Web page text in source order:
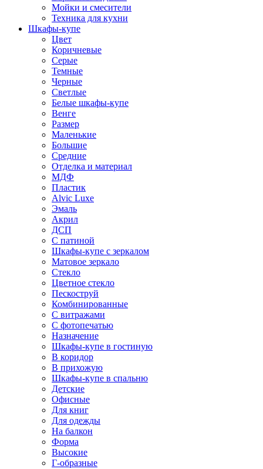
Мойки и смесители
Техника для кухни
Шкафы-купе
Цвет
Коричневые
Серые
Темные
Черные
Светлые
Белые шкафы-купе
Венге
Размер
Маленькие
Большие
Средние
Отделка и материал
МДФ
Пластик
Alvic Luxe
Эмаль
Акрил
ДСП
С патиной
Шкафы-купе с зеркалом
Матовое зеркало
Стекло
Цветное стекло
Пескоструй
Комбинированные
С витражами
С фотопечатью
Назначение
Шкафы-купе в гостиную
В коридор
В прихожую
Шкафы-купе в спальню
Детские
Офисные
Для книг
Для одежды
На балкон
Форма
Высокие
Г-образные